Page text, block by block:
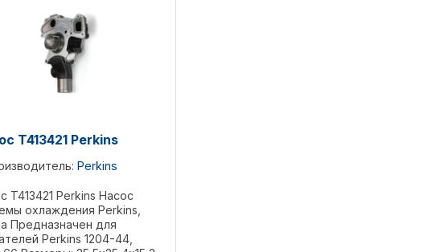
T413421 Perkins
Perkins
T413421 Perkins Насос
охлаждения Perkins,
Предназначен для
Perkins 1204-44,